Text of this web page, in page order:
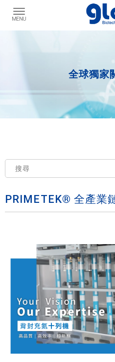
全球獨家
PRIMETEK® 全產業